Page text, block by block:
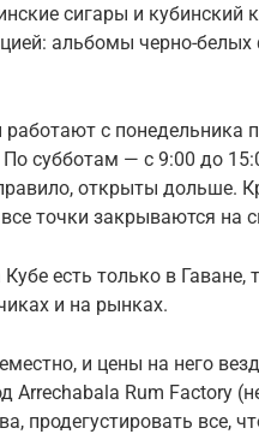
сигары и кубинский
альбомы черно-
с понедельника
субботам — с 9:00 до
открыты дольше.
точки закрываются на
есть только в Гаване,
и на рынках.
и цены на него
Arrechabala Rum Factory
продегустировать все,